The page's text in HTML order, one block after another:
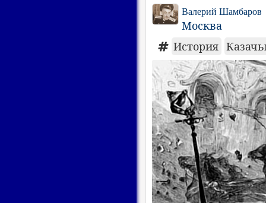
Валерий Шамбаров
Москва
История